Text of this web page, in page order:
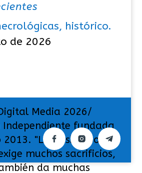
histórico.
de 2026
Media 2026/
Independiente fundada
"La pasión por
muchos sacrificios,
da muchas